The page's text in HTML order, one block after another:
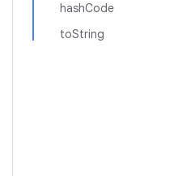
hashCode
toString